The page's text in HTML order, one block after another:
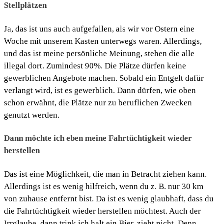
Stellplätzen
Ja, das ist uns auch aufgefallen, als wir vor Ostern eine
Woche mit unserem Kasten unterwegs waren. Allerdings,
und das ist meine persönliche Meinung, stehen die alle
illegal dort. Zumindest 90%. Die Plätze dürfen keine
gewerblichen Angebote machen. Sobald ein Entgelt dafür
verlangt wird, ist es gewerblich. Dann dürfen, wie oben
schon erwähnt, die Plätze nur zu beruflichen Zwecken
genutzt werden.
Dann möchte ich eben meine Fahrtüchtigkeit wieder
herstellen
Das ist eine Möglichkeit, die man in Betracht ziehen kann.
Allerdings ist es wenig hilfreich, wenn du z. B. nur 30 km
von zuhause entfernt bist. Da ist es wenig glaubhaft, dass du
die Fahrtüchtigkeit wieder herstellen möchtest. Auch der